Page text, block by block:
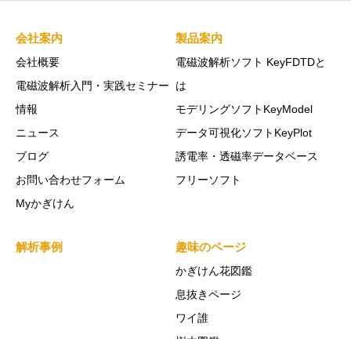
会社案内
会社概要
電磁波解析入門・実践セミナー
情報
ニュース
ブログ
お問い合わせフォーム
Myかぎけん
製品案内
電磁波解析ソフト KeyFDTDと
は
モデリングソフトKeyModel
データ可視化ソフトKeyPlot
誘電率・透磁率データベース
フリーソフト
解析事例 趣味のページ
かぎけん花図鑑
息抜きページ
ワイ誰